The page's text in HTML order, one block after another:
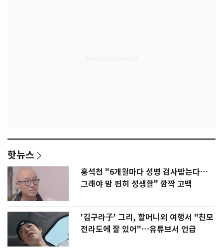
핫뉴스
홍석천 "6개월마다 성병 검사받는다…
그래야 맘 편히 성생활" 깜짝 고백
'김구라子' 그리, 할머니외 여행서 "친모
전라도에 잘 있어"…유튜브서 언급